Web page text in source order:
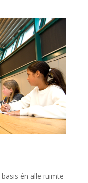
én alle ruimte